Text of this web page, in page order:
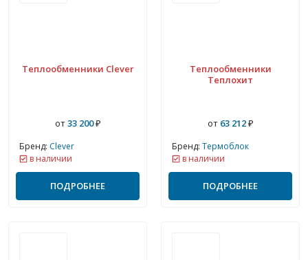
Теплообменники Clever
от33 200₽
Бренд: Clever
в наличии
ПОДРОБНЕЕ
Теплообменники
Теплохит
от63 212₽
Бренд: Термоблок
в наличии
ПОДРОБНЕЕ